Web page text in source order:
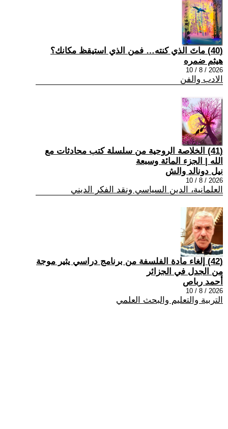
(40) ماتَ الذي كنته… فمن الذي استيقظ مكانك؟
هيثم ضمره
2026 / 8 / 10
الادب والفن
(41) الخلاصة الروحية من سلسلة كتب محادثات مع
الله | الجزء المائة وسبعة
نيل دونالد والش
2026 / 8 / 10
العلمانية، الدين السياسي ونقد الفكر الديني
(42) إلغاء مادة الفلسفة من برنامج دراسي يثير موجة
من الجدل في الجزائر
أحمد رباص
2026 / 8 / 10
التربية والتعليم والبحث العلمي